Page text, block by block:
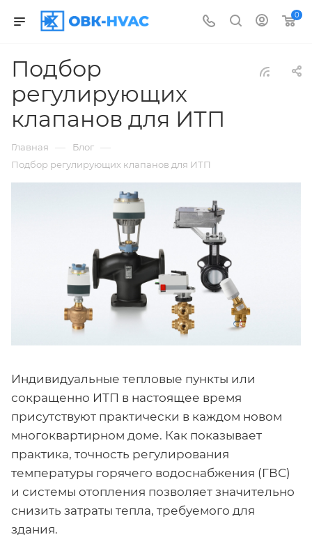
0
Подбор
регулирующих
клапанов для ИТП
Главная — Блог —
Подбор регулирующих клапанов для ИТП
Индивидуальные тепловые пункты или
сокращенно ИТП в настоящее время
присутствуют практически в каждом новом
многоквартирном доме. Как показывает
практика, точность регулирования
температуры горячего водоснабжения (ГВС)
и системы отопления позволяет значительно
снизить затраты тепла, требуемого для
здания.